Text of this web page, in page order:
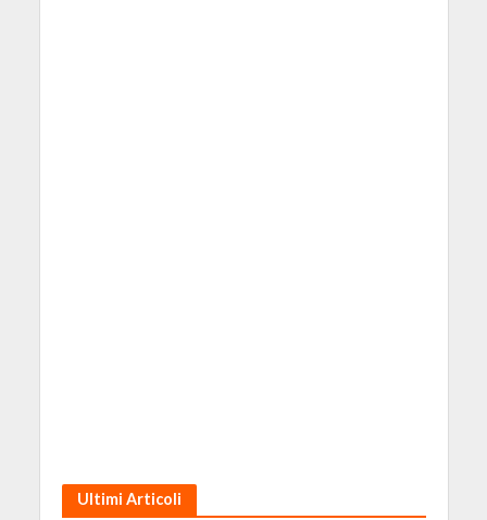
Ultimi Articoli